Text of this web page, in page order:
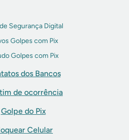
Segurança Digital
Golpes com Pix
Golpes com Pix
dos Bancos
de ocorrência
Golpe do Pix
Celular